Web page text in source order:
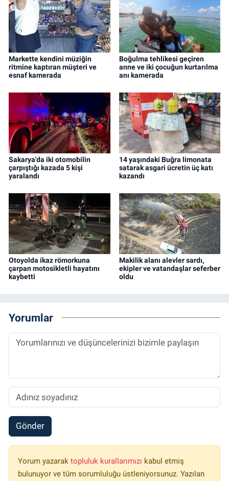
Markette kendini müziğin
ritmine kaptıran müşteri ve
esnaf kamerada
Boğulma tehlikesi geçiren
anne ve iki çocuğun kurtarılma
anı kamerada
Sakarya'da iki otomobilin
çarpıştığı kazada 5 kişi
yaralandı
14 yaşındaki Buğra limonata
satarak asgari ücretin üç katı
kazandı
Otoyolda ikaz römorkuna
çarpan motosikletli hayatını
kaybetti
Makilik alanı alevler sardı,
ekipler ve vatandaşlar seferber
oldu
Yorumlar
Gönder
Yorum yazarak topluluk kurallarımızı kabul etmiş
bulunuyor ve tüm sorumluluğu üstleniyorsunuz. Yazılan